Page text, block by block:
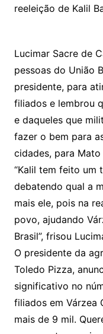
reeleição de Kalil
Lucimar Sacre de
pessoas do União
presidente, para
filiados e lembrou
e daqueles que
fazer o bem para
cidades, para
“Kalil tem feito um
debatendo qual a
mais ele, pois na
povo, ajudando
Brasil”, frisou
O presidente da
Toledo Pizza,
significativo no
filiados em Várzea
mais de 9 mil.